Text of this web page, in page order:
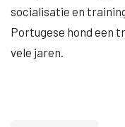
socialisatie en
Portugese hond een
vele jaren.